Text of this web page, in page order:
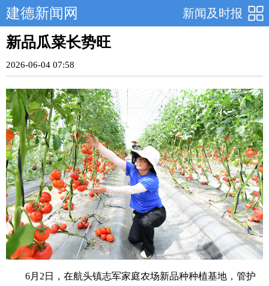
新闻及时报
建德新闻网
新品瓜菜长势旺
2026-06-04 07:58
6月2日，在航头镇志军家庭农场新品种种植基地，管护